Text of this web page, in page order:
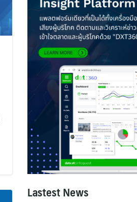
Lastest News